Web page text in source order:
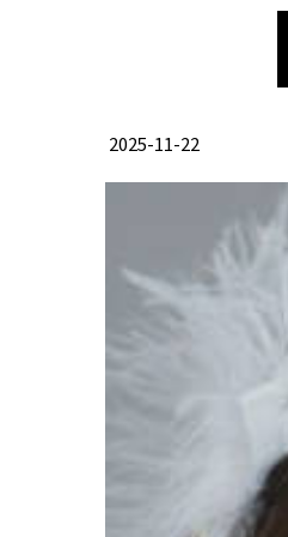
2025-11-22